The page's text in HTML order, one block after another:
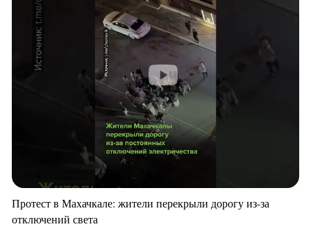
Протест в Махачкале: жители перекрыли дорогу из-за
отключений света